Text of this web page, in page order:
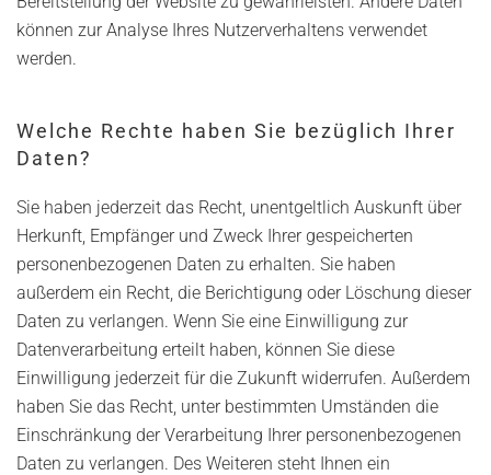
können zur Analyse Ihres Nutzerverhaltens verwendet
werden.
Welche Rechte haben Sie bezüglich Ihrer
Daten?
Sie haben jederzeit das Recht, unentgeltlich Auskunft über
Herkunft, Empfänger und Zweck Ihrer gespeicherten
personenbezogenen Daten zu erhalten. Sie haben
außerdem ein Recht, die Berichtigung oder Löschung dieser
Daten zu verlangen. Wenn Sie eine Einwilligung zur
Datenverarbeitung erteilt haben, können Sie diese
Einwilligung jederzeit für die Zukunft widerrufen. Außerdem
haben Sie das Recht, unter bestimmten Umständen die
Einschränkung der Verarbeitung Ihrer personenbezogenen
Daten zu verlangen. Des Weiteren steht Ihnen ein